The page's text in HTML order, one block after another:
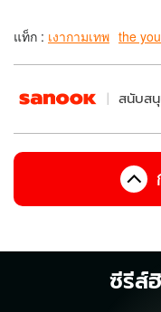
แท็ก : เงากามเทพ the
สนับสนุ
ซีรีส์